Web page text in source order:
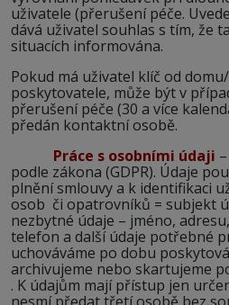
uživatele (přerušení péče.
dává uživatel souhlas s tím, že
situacích informována.
Pokud má uživatel klíč od
poskytovatele, může být v
přerušení péče (30 a více
předán kontaktní osobě.
Práce s osobními údaji
podle zákona (GDPR). Údaje
plnění smlouvy a k identifikaci
osob či opatrovníků = subjekt
nezbytné údaje – jméno,
telefon a další údaje potřebné
uchováváme po dobu
archivujeme nebo skartujeme
. K údajům mají přístup jen